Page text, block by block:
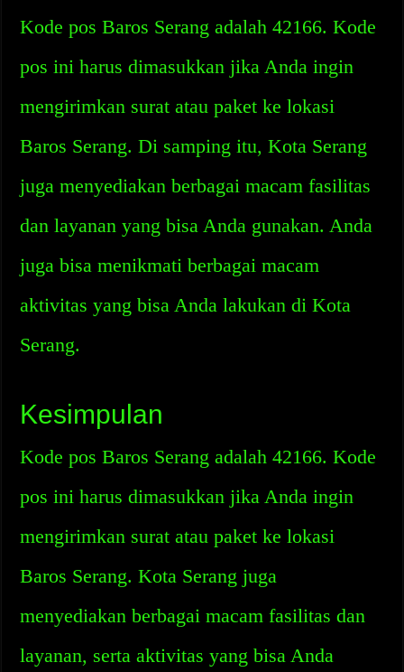
Kode pos Baros Serang adalah 42166. Kode
pos ini harus dimasukkan jika Anda ingin
mengirimkan surat atau paket ke lokasi
Baros Serang. Di samping itu, Kota Serang
juga menyediakan berbagai macam fasilitas
dan layanan yang bisa Anda gunakan. Anda
juga bisa menikmati berbagai macam
aktivitas yang bisa Anda lakukan di Kota
Serang.
Kesimpulan
Kode pos Baros Serang adalah 42166. Kode
pos ini harus dimasukkan jika Anda ingin
mengirimkan surat atau paket ke lokasi
Baros Serang. Kota Serang juga
menyediakan berbagai macam fasilitas dan
layanan, serta aktivitas yang bisa Anda